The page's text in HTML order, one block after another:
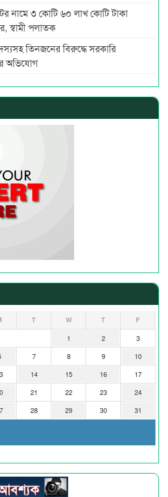
নামে ৩ কোটি ৬০ লাখ কোটি টাকা
স্বামী পলাতক
তিনজনের বিরুদ্ধে সরকারি
অভিযোগ
T W T F
1 2
3
7 8 9
10
14 15 16
17
21 22 23
24
28 29 30 31